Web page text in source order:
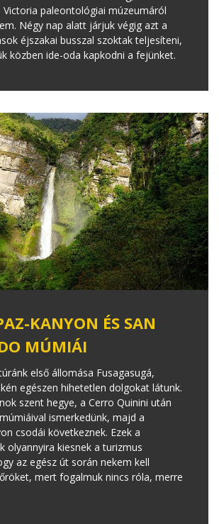
Victoria paleontológiai múzeumáról
Négy nap alatt járjuk végig azt a
éjszakai busszal szoktak teljesíteni,
közben ide-oda kapkodni a fejünket.
KANYON ÉS SAN
MÚMIÁI
első állomása Fusagasugá,
egészen hihetetlen dolgokat látunk.
szent hegye, a Cerro Quinini után
ismerkedünk, majd a
csodái következnek. Ezek a
olyannyira kiesnek a turizmus
az egész út során nekem kell
mert fogalmuk nincs róla, merre